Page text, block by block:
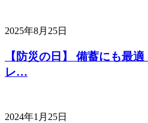
2025年8月25日
【防災の日】 備蓄にも最
レ…
2024年1月25日